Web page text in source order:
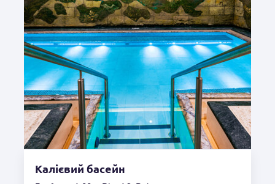
Глибина
0,80m
Гідромасаж
Ні
Температура
32oC
Умови користування
Калієвий басейн